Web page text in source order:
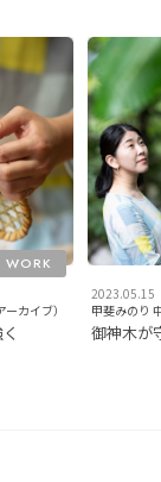
WORK
カイブ）
2023.05.15
甲斐みのり
御神木が